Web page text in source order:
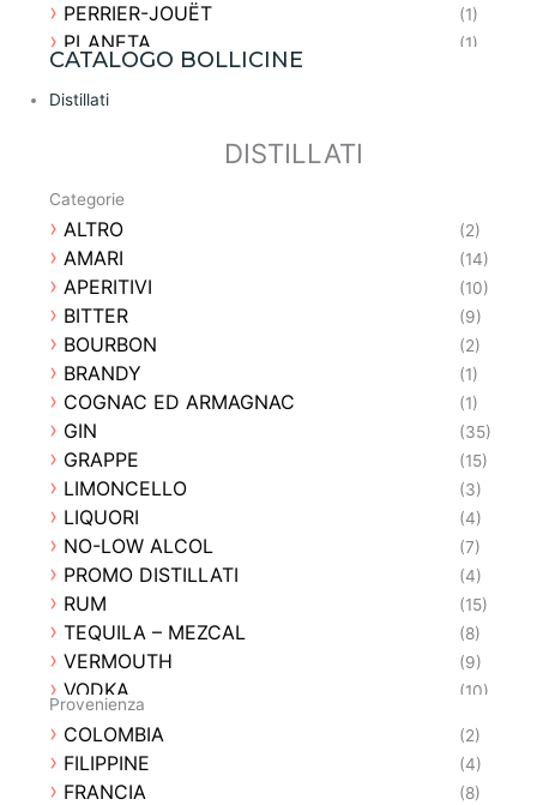
PERRIER-JOUËT (1)
PLANETA (1)
SERENA WINES
SUTTO
TERRAZZE DELL'ETNA
TRENEL
CATALOGO BOLLICINE
Distillati
DISTILLATI
Categorie
ALTRO (2)
AMARI (14)
APERITIVI (10)
BITTER (9)
BOURBON (2)
BRANDY (1)
COGNAC ED ARMAGNAC (1)
GIN (35)
GRAPPE (15)
LIMONCELLO (3)
LIQUORI (4)
NO-LOW ALCOL (7)
PROMO DISTILLATI (4)
RUM (15)
TEQUILA – MEZCAL (8)
VERMOUTH (9)
VODKA (10)
WHISKY
Provenienza
COLOMBIA (2)
FILIPPINE (4)
FRANCIA (8)